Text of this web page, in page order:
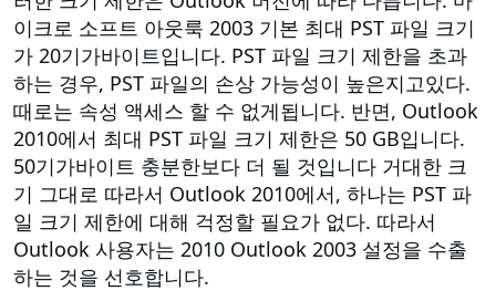
이크로 소프트 아웃룩 2003 기본 최대 PST 파일 크기
가 20기가바이트입니다. PST 파일 크기 제한을 초과
하는 경우, PST 파일의 손상 가능성이 높은지고있다.
때로는 속성 액세스 할 수 없게됩니다. 반면, Outlook
2010에서 최대 PST 파일 크기 제한은 50 GB입니다.
50기가바이트 충분한보다 더 될 것입니다 거대한 크
기 그대로 따라서 Outlook 2010에서, 하나는 PST 파
일 크기 제한에 대해 걱정할 필요가 없다. 따라서
Outlook 사용자는 2010 Outlook 2003 설정을 수출
하는 것을 선호합니다.